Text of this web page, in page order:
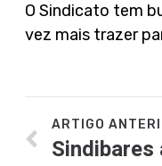
O Sindicato tem
vez mais trazer
ARTIGO